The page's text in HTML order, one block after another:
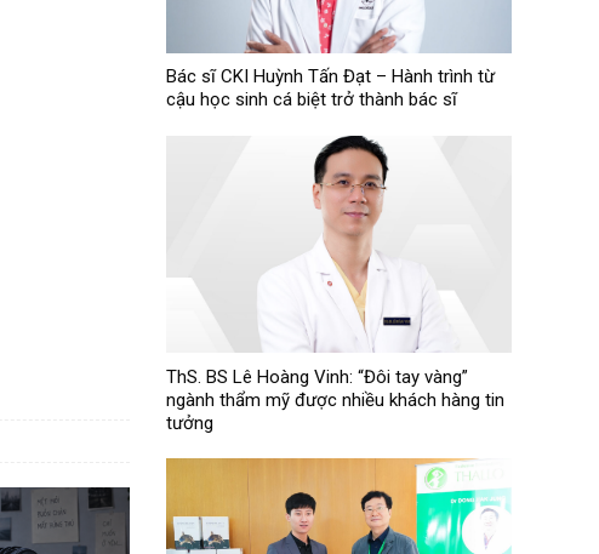
Bác sĩ CKI Huỳnh Tấn Đạt – Hành trình từ
cậu học sinh cá biệt trở thành bác sĩ
ThS. BS Lê Hoàng Vinh: “Đôi tay vàng”
ngành thẩm mỹ được nhiều khách hàng tin
tưởng